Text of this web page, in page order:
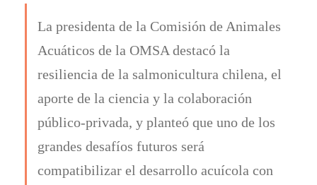
La presidenta de la Comisión de Animales
Acuáticos de la OMSA destacó la
resiliencia de la salmonicultura chilena, el
aporte de la ciencia y la colaboración
público-privada, y planteó que uno de los
grandes desafíos futuros será
compatibilizar el desarrollo acuícola con